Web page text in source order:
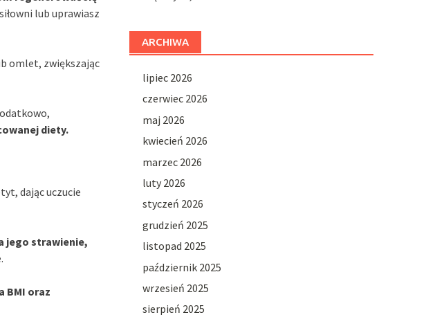
lub uprawiasz
omlet, zwiększając
diety.
dając uczucie
jego strawienie,
BMI oraz
ARCHIWA
lipiec 2026
czerwiec 2026
maj 2026
kwiecień 2026
marzec 2026
luty 2026
styczeń 2026
grudzień 2025
listopad 2025
październik 2025
wrzesień 2025
sierpień 2025